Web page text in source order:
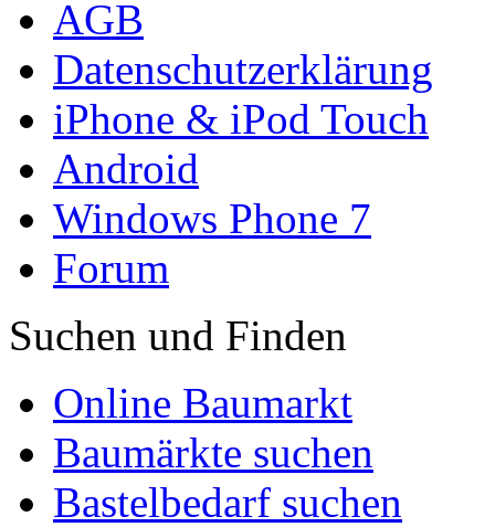
AGB
Datenschutzerklärung
iPhone & iPod Touch
Android
Windows Phone 7
Forum
Suchen und Finden
Online Baumarkt
Baumärkte suchen
Bastelbedarf suchen